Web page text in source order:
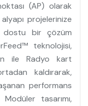
(AP) olarak
projelerinize
dostu bir çözüm
teknolojisi,
ile Radyo kart
kaldırarak,
performans
tasarımı,